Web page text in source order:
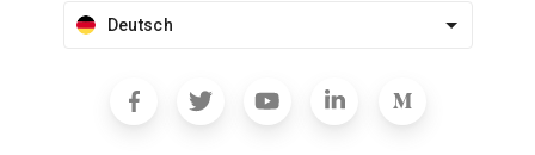
Deutsch